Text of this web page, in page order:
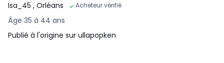
Isa_45 , Orléans Acheteur vérifié
Âge 35 à 44 ans
Publié à l'origine sur ullapopken